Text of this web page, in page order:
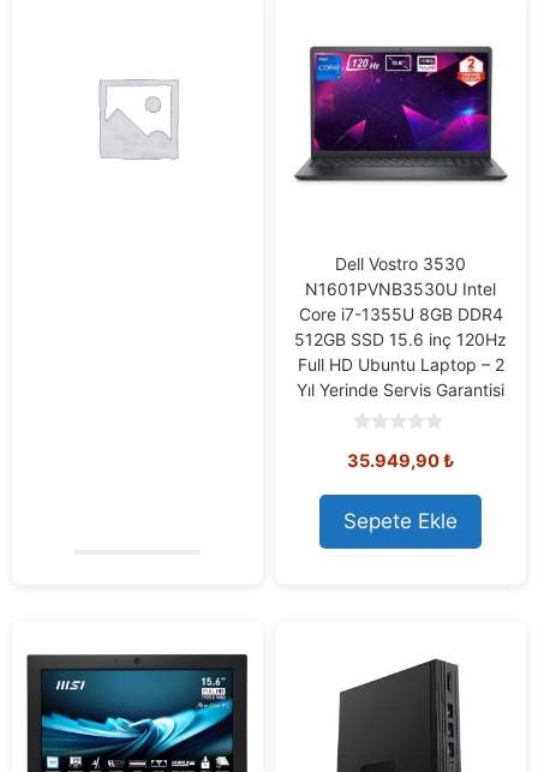
Dell Vostro 3530
N1601PVNB3530U Intel
Core i7-1355U 8GB DDR4
512GB SSD 15.6 inç 120Hz
Full HD Ubuntu Laptop – 2
Yıl Yerinde Servis Garantisi
o
t
o
f
5
35.949,90₺
Sepete Ekle